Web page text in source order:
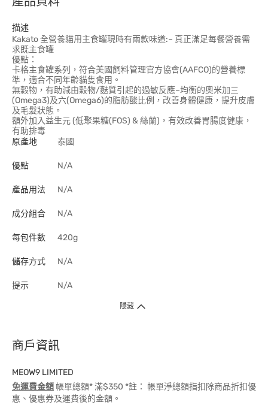
描述
Kakato 全營養貓用主食罐現時有兩款味道:– 真正滿足每餐營養需
求既主食罐
優點：
卡格主食罐系列，符合美國飼料管理官方協會(AAFCO)的營養標
準，適合不同年齡貓隻食用。
無穀物，有助減由穀物/麩質引起的過敏反應–均衡的奧米加三
(Omega3)及六(Omega6)的脂肪酸比例，改善身體健康，提升皮膚
及毛髮狀態。
額外加入益生元 (低聚果糖(FOS) & 絲蘭)，有效改善胃腸度健康，
有助排毒
原產地
泰國
優點 N/A
產品用法 N/A
成分組合 N/A
每包件數 420g
儲存方式 N/A
提示 N/A
隱藏
商戶資訊
MEOW9 LIMITED
免運費金額 帳單總額* 滿$350 *註： 帳單淨總額指扣除商品折扣優
惠、優惠券及運費後的金額。